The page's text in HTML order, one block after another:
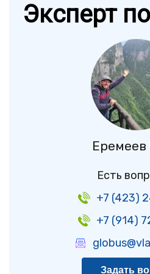
Эксперт
Еремеев
Есть
+7 (423)
+7 (914)
Задать